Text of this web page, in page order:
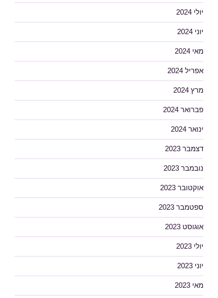
יולי 2024
יוני 2024
מאי 2024
אפריל 2024
מרץ 2024
פברואר 2024
ינואר 2024
דצמבר 2023
נובמבר 2023
אוקטובר 2023
ספטמבר 2023
אוגוסט 2023
יולי 2023
יוני 2023
מאי 2023